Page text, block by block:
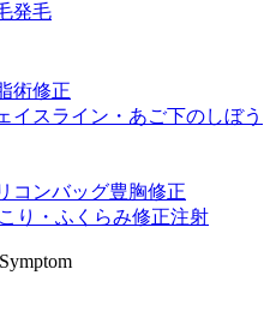
発毛
術修正
イスライン・あご下のしぼう
コンバッグ豊胸修正
り・ふくらみ修正注射